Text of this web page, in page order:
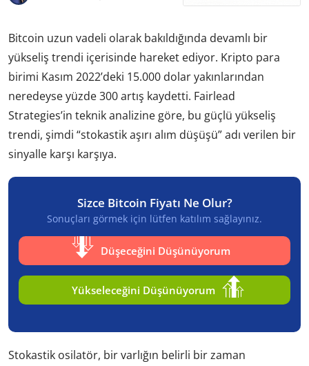
Bitcoin uzun vadeli olarak bakıldığında devamlı bir
yükseliş trendi içerisinde hareket ediyor. Kripto para
birimi Kasım 2022’deki 15.000 dolar yakınlarından
neredeyse yüzde 300 artış kaydetti. Fairlead
Strategies’in teknik analizine göre, bu güçlü yükseliş
trendi, şimdi “stokastik aşırı alım düşüşü” adı verilen bir
sinyalle karşı karşıya.
Sizce Bitcoin Fiyatı Ne Olur?
Sonuçları görmek için lütfen katılım sağlayınız.
Düşeceğini Düşünüyorum
Yükseleceğini Düşünüyorum
Stokastik osilatör, bir varlığın belirli bir zaman